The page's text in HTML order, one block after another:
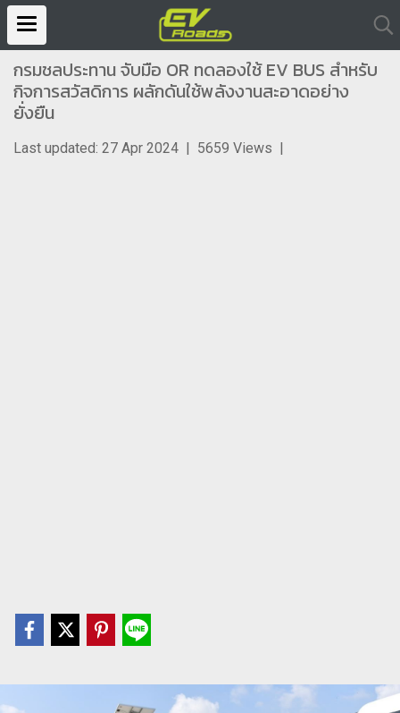
กรมชลประทาน จับมือ OR ทดลองใช้ EV BUS สำหรับ
กิจการสวัสดิการ ผลักดันใช้พลังงานสะอาดอย่าง
ยั่งยืน
Last updated: 27 Apr 2024 | 5659 Views |